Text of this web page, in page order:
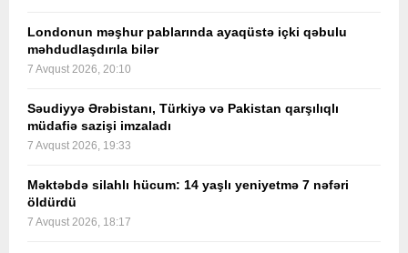
Londonun məşhur pablarında ayaqüstə içki qəbulu
məhdudlaşdırıla bilər
7 Avqust 2026, 20:10
Səudiyyə Ərəbistanı, Türkiyə və Pakistan qarşılıqlı
müdafiə sazişi imzaladı
7 Avqust 2026, 19:33
Məktəbdə silahlı hücum: 14 yaşlı yeniyetmə 7 nəfəri
öldürdü
7 Avqust 2026, 18:17